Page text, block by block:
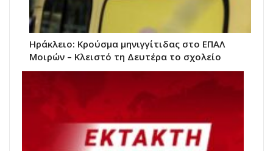
Ηράκλειο: Κρούσμα μηνιγγίτιδας στο ΕΠΑΛ
Μοιρών – Κλειστό τη Δευτέρα το σχολείο